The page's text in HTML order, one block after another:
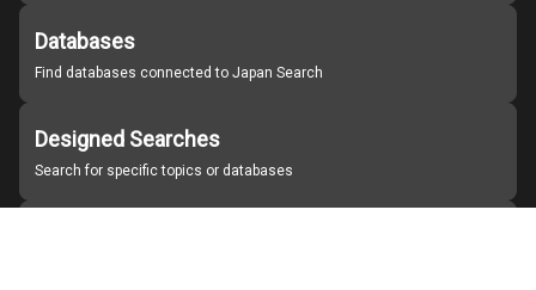
Databases
Find databases connected to Japan Search
Designed Searches
Search for specific topics or databases